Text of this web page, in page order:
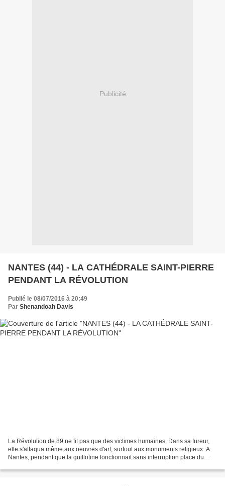
Publicité
NANTES (44) - LA CATHÉDRALE SAINT-PIERRE
PENDANT LA RÉVOLUTION
Publié le 08/07/2016 à 20:49
Par Shenandoah Davis
La Révolution de 89 ne fit pas que des victimes humaines. Dans sa fureur,
elle s'attaqua même aux oeuvres d'art, surtout aux monuments religieux. A
Nantes, pendant que la guillotine fonctionnait sans interruption place du